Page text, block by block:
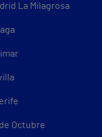
La Milagrosa
Octubre